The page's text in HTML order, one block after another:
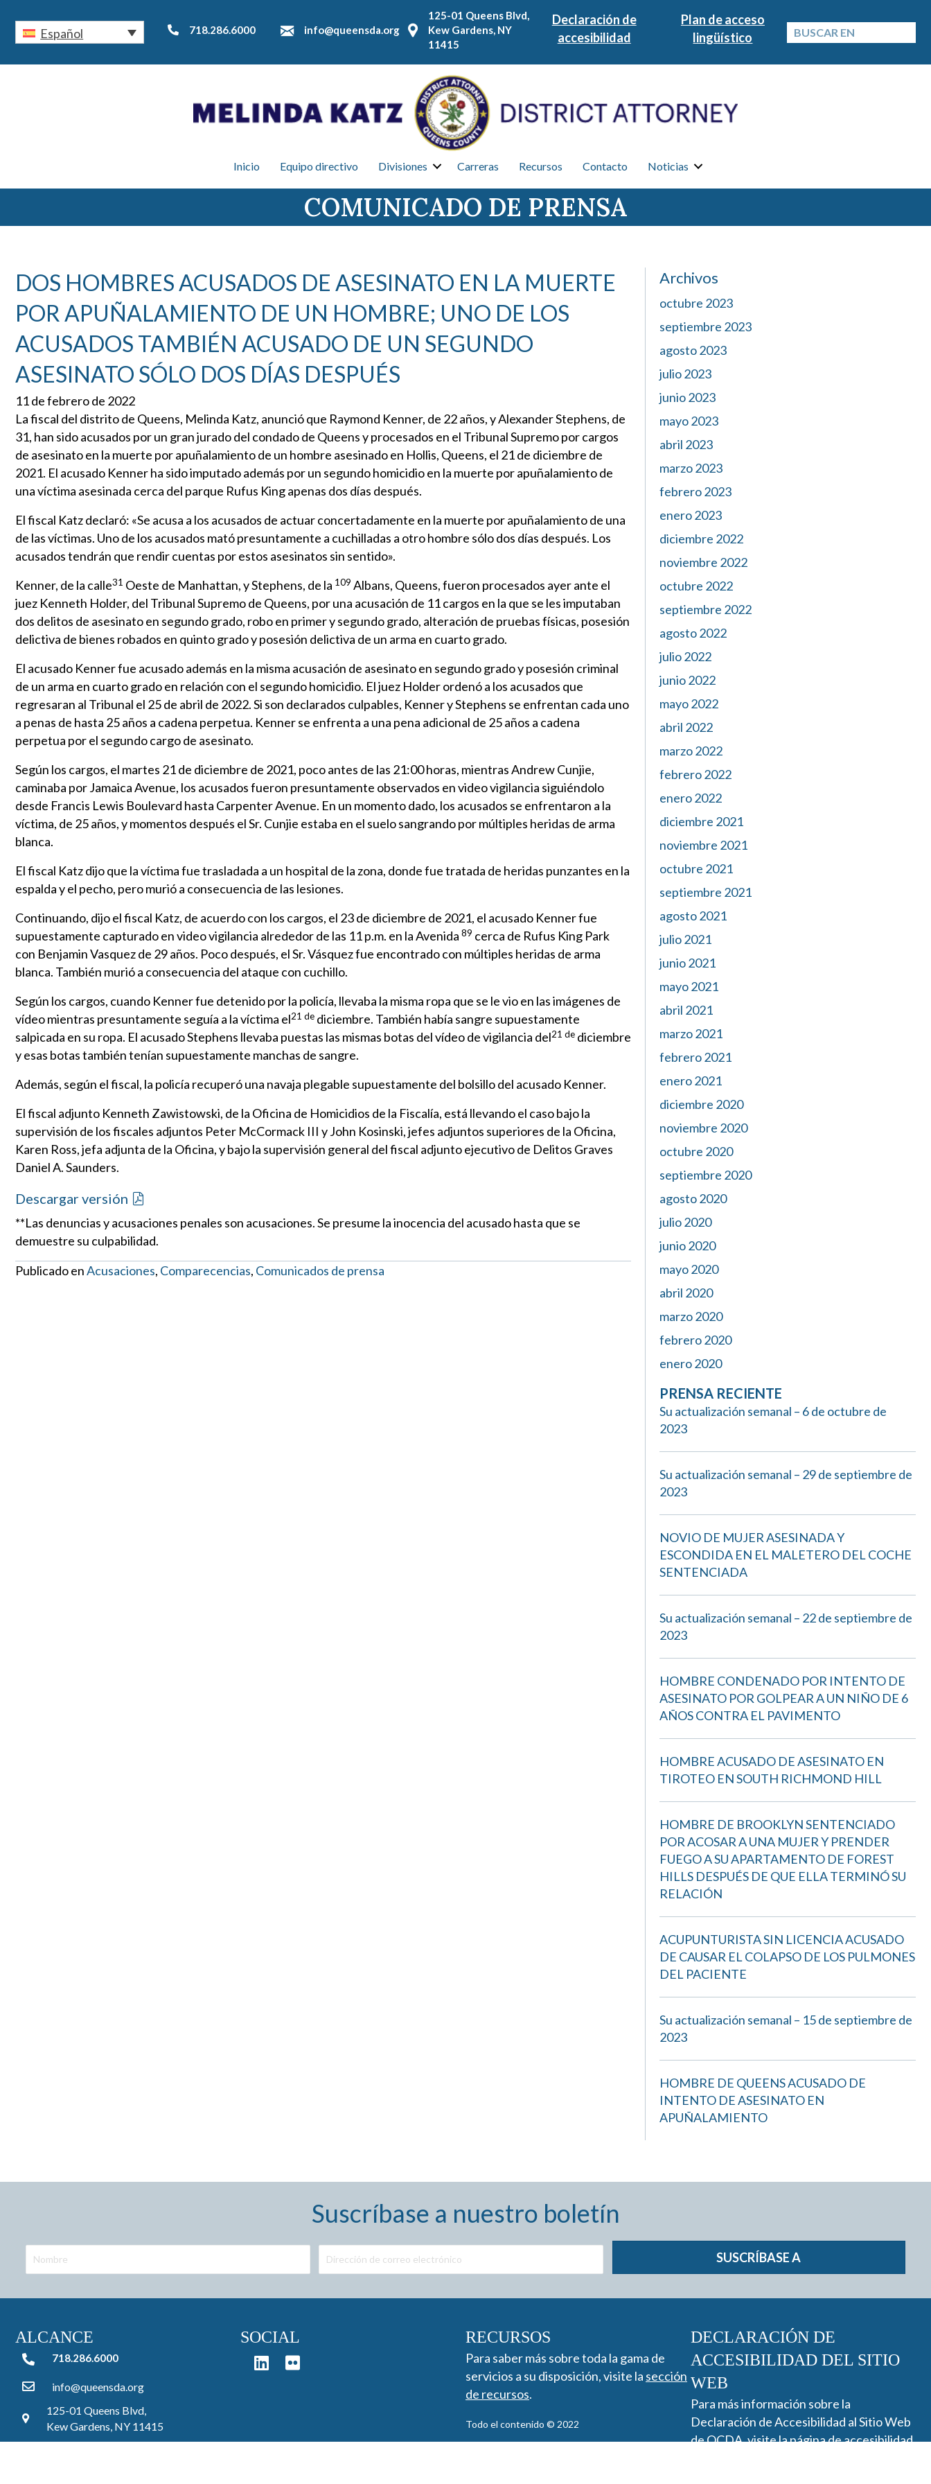
Español 718.286.6000 info@queensda.org
125-01 Queens Blvd,
Kew Gardens, NY
11415
Declaración de
accesibilidad
Plan de acceso
lingüístico
Inicio Equipo directivo Divisiones Carreras Recursos Contacto Noticias
COMUNICADO DE PRENSA
DOS HOMBRES ACUSADOS DE ASESINATO EN LA MUERTE
POR APUÑALAMIENTO DE UN HOMBRE; UNO DE LOS
ACUSADOS TAMBIÉN ACUSADO DE UN SEGUNDO
ASESINATO SÓLO DOS DÍAS DESPUÉS
11 de febrero de 2022
La fiscal del distrito de Queens, Melinda Katz, anunció que Raymond Kenner, de 22 años, y Alexander Stephens, de
31, han sido acusados por un gran jurado del condado de Queens y procesados en el Tribunal Supremo por cargos
de asesinato en la muerte por apuñalamiento de un hombre asesinado en Hollis, Queens, el 21 de diciembre de
2021. El acusado Kenner ha sido imputado además por un segundo homicidio en la muerte por apuñalamiento de
una víctima asesinada cerca del parque Rufus King apenas dos días después.
El fiscal Katz declaró: «Se acusa a los acusados de actuar concertadamente en la muerte por apuñalamiento de una
de las víctimas. Uno de los acusados mató presuntamente a cuchilladas a otro hombre sólo dos días después. Los
acusados tendrán que rendir cuentas por estos asesinatos sin sentido».
Kenner, de la calle31 Oeste de Manhattan, y Stephens, de la 109 Albans, Queens, fueron procesados ayer ante el
juez Kenneth Holder, del Tribunal Supremo de Queens, por una acusación de 11 cargos en la que se les imputaban
dos delitos de asesinato en segundo grado, robo en primer y segundo grado, alteración de pruebas físicas, posesión
delictiva de bienes robados en quinto grado y posesión delictiva de un arma en cuarto grado.
El acusado Kenner fue acusado además en la misma acusación de asesinato en segundo grado y posesión criminal
de un arma en cuarto grado en relación con el segundo homicidio. El juez Holder ordenó a los acusados que
regresaran al Tribunal el 25 de abril de 2022. Si son declarados culpables, Kenner y Stephens se enfrentan cada uno
a penas de hasta 25 años a cadena perpetua. Kenner se enfrenta a una pena adicional de 25 años a cadena
perpetua por el segundo cargo de asesinato.
Según los cargos, el martes 21 de diciembre de 2021, poco antes de las 21:00 horas, mientras Andrew Cunjie,
caminaba por Jamaica Avenue, los acusados fueron presuntamente observados en video vigilancia siguiéndolo
desde Francis Lewis Boulevard hasta Carpenter Avenue. En un momento dado, los acusados se enfrentaron a la
víctima, de 25 años, y momentos después el Sr. Cunjie estaba en el suelo sangrando por múltiples heridas de arma
blanca.
El fiscal Katz dijo que la víctima fue trasladada a un hospital de la zona, donde fue tratada de heridas punzantes en la
espalda y el pecho, pero murió a consecuencia de las lesiones.
Continuando, dijo el fiscal Katz, de acuerdo con los cargos, el 23 de diciembre de 2021, el acusado Kenner fue
supuestamente capturado en video vigilancia alrededor de las 11 p.m. en la Avenida 89 cerca de Rufus King Park
con Benjamin Vasquez de 29 años. Poco después, el Sr. Vásquez fue encontrado con múltiples heridas de arma
blanca. También murió a consecuencia del ataque con cuchillo.
Según los cargos, cuando Kenner fue detenido por la policía, llevaba la misma ropa que se le vio en las imágenes de
vídeo mientras presuntamente seguía a la víctima el21 de diciembre. También había sangre supuestamente
salpicada en su ropa. El acusado Stephens llevaba puestas las mismas botas del vídeo de vigilancia del21 de diciembre
y esas botas también tenían supuestamente manchas de sangre.
Además, según el fiscal, la policía recuperó una navaja plegable supuestamente del bolsillo del acusado Kenner.
El fiscal adjunto Kenneth Zawistowski, de la Oficina de Homicidios de la Fiscalía, está llevando el caso bajo la
supervisión de los fiscales adjuntos Peter McCormack III y John Kosinski, jefes adjuntos superiores de la Oficina,
Karen Ross, jefa adjunta de la Oficina, y bajo la supervisión general del fiscal adjunto ejecutivo de Delitos Graves
Daniel A. Saunders.
Descargar versión
**Las denuncias y acusaciones penales son acusaciones. Se presume la inocencia del acusado hasta que se
demuestre su culpabilidad.
Publicado enAcusaciones, Comparecencias, Comunicados de prensa
Archivos
octubre 2023
septiembre 2023
agosto 2023
julio 2023
junio 2023
mayo 2023
abril 2023
marzo 2023
febrero 2023
enero 2023
diciembre 2022
noviembre 2022
octubre 2022
septiembre 2022
agosto 2022
julio 2022
junio 2022
mayo 2022
abril 2022
marzo 2022
febrero 2022
enero 2022
diciembre 2021
noviembre 2021
octubre 2021
septiembre 2021
agosto 2021
julio 2021
junio 2021
mayo 2021
abril 2021
marzo 2021
febrero 2021
enero 2021
diciembre 2020
noviembre 2020
octubre 2020
septiembre 2020
agosto 2020
julio 2020
junio 2020
mayo 2020
abril 2020
marzo 2020
febrero 2020
enero 2020
PRENSA RECIENTE
Su actualización semanal – 6 de octubre de
2023
Su actualización semanal – 29 de septiembre de
2023
NOVIO DE MUJER ASESINADA Y
ESCONDIDA EN EL MALETERO DEL COCHE
SENTENCIADA
Su actualización semanal – 22 de septiembre de
2023
HOMBRE CONDENADO POR INTENTO DE
ASESINATO POR GOLPEAR A UN NIÑO DE 6
AÑOS CONTRA EL PAVIMENTO
HOMBRE ACUSADO DE ASESINATO EN
TIROTEO EN SOUTH RICHMOND HILL
HOMBRE DE BROOKLYN SENTENCIADO
POR ACOSAR A UNA MUJER Y PRENDER
FUEGO A SU APARTAMENTO DE FOREST
HILLS DESPUÉS DE QUE ELLA TERMINÓ SU
RELACIÓN
ACUPUNTURISTA SIN LICENCIA ACUSADO
DE CAUSAR EL COLAPSO DE LOS PULMONES
DEL PACIENTE
Su actualización semanal – 15 de septiembre de
2023
HOMBRE DE QUEENS ACUSADO DE
INTENTO DE ASESINATO EN
APUÑALAMIENTO
Suscríbase a nuestro boletín
SUSCRÍBASE A
ALCANCE
718.286.6000
718.286.6000
info@queensda.org
125-01 Queens Blvd,
Kew Gardens, NY 11415
SOCIAL RECURSOS
Para saber más sobre toda la gama de
servicios a su disposición, visite la sección
de recursos.
Todo el contenido © 2022
DECLARACIÓN DE
ACCESIBILIDAD DEL SITIO
WEB
Para más información sobre la
Declaración de Accesibilidad al Sitio Web
de QCDA, visite lapágina de accesibilidad.